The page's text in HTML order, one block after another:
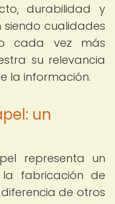
durabilidad y
cualidades
cada vez más
su relevancia
la información.
un
representa un
fabricación de
de otros